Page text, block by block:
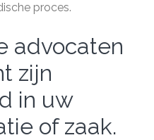
proces.
advocaten
zijn
in uw
of zaak.